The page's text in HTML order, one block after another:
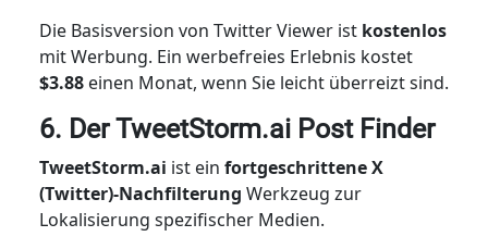
Die Basisversion von Twitter Viewer ist kostenlos
mit Werbung. Ein werbefreies Erlebnis kostet
$3.88einen Monat, wenn Sie leicht überreizt sind.
6. Der TweetStorm.ai Post Finder
TweetStorm.ai ist ein fortgeschrittene X
(Twitter)-Nachfilterung Werkzeug zur
Lokalisierung spezifischer Medien.